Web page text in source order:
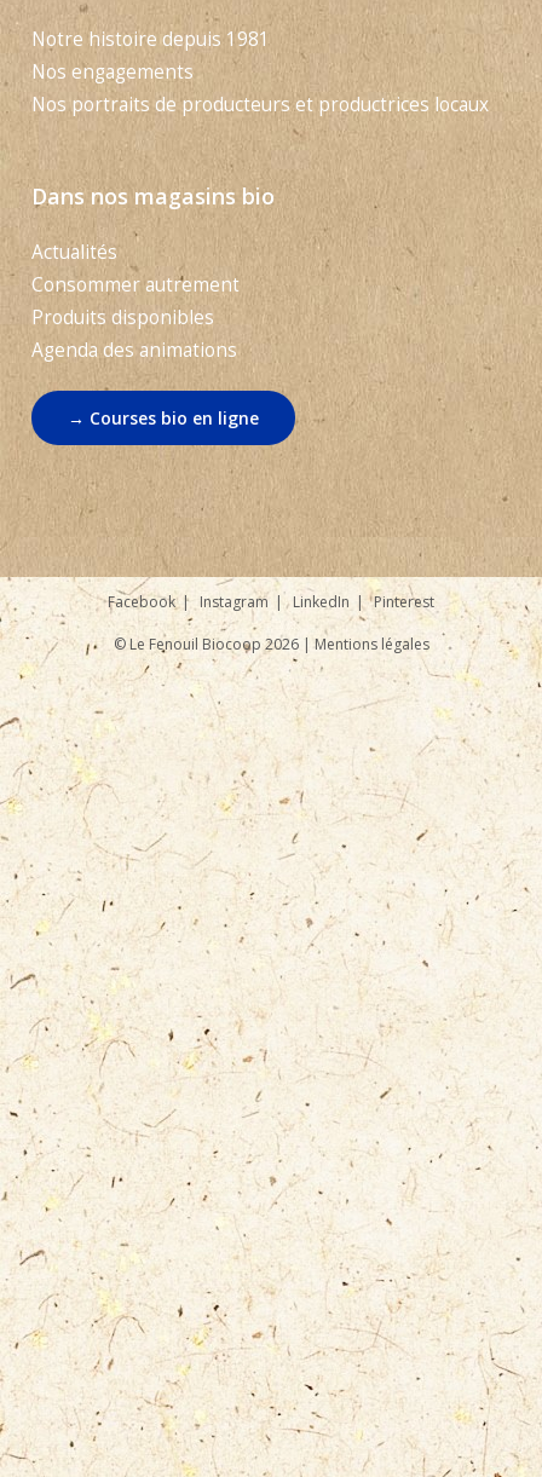
Notre histoire depuis 1981
Nos engagements
Nos portraits de producteurs et productrices locaux
Dans nos magasins bio
Actualités
Consommer autrement
Produits disponibles
Agenda des animations
→ Courses bio en ligne
Facebook Instagram LinkedIn Pinterest
© Le Fenouil Biocoop 2026 |Mentions légales